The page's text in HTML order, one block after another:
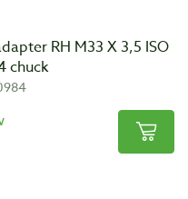
RH M33 X 3,5 ISO
chuck